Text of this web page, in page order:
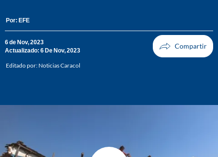
Por: EFE
6 de Nov, 2023
Actualizado: 6 De Nov, 2023
Editado por: Noticias Caracol